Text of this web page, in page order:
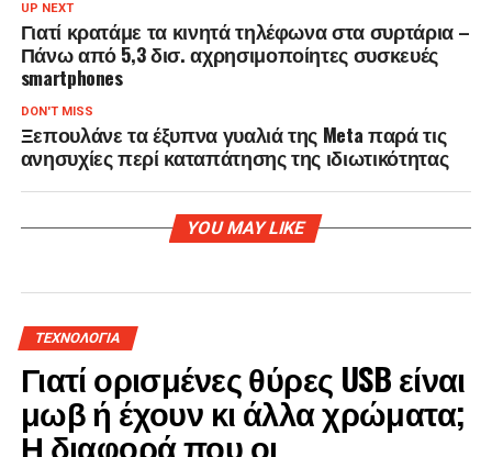
UP NEXT
Γιατί κρατάμε τα κινητά τηλέφωνα στα συρτάρια –
Πάνω από 5,3 δισ. αχρησιμοποίητες συσκευές
smartphones
DON'T MISS
Ξεπουλάνε τα έξυπνα γυαλιά της Meta παρά τις
ανησυχίες περί καταπάτησης της ιδιωτικότητας
YOU MAY LIKE
ΤΕΧΝΟΛΟΓΙΑ
Γιατί ορισμένες θύρες USB είναι
μωβ ή έχουν κι άλλα χρώματα;
Η διαφορά που οι